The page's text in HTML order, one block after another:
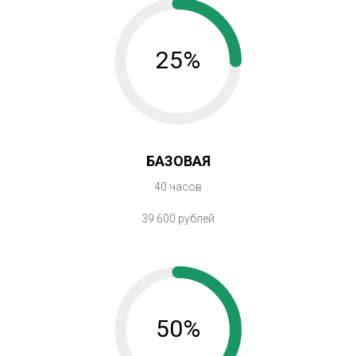
25%
БАЗОВАЯ
40 часов
39 600 рублей
50%